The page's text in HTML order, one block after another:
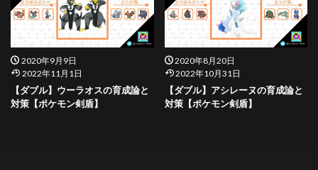
2020年9月9日
2022年11月1日
【ダブル】ウーラオスの育成論と
対策【ポケモン剣盾】
2020年8月20日
2022年10月31日
【ダブル】アシレーヌの育成論と
対策【ポケモン剣盾】